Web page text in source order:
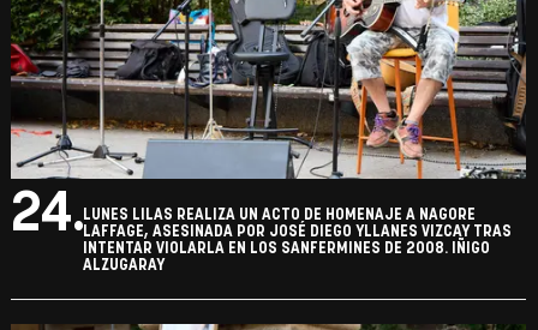
24.LUNES LILAS REALIZA UN ACTO DE HOMENAJE A NAGORE
LAFFAGE, ASESINADA POR JOSÉ DIEGO YLLANES VIZCAY TRAS
INTENTAR VIOLARLA EN LOS SANFERMINES DE 2008. IÑIGO
ALZUGARAY